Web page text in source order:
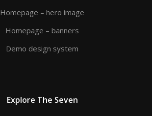
Homepage – hero image
Homepage – banners
Demo design system
Explore The Seven